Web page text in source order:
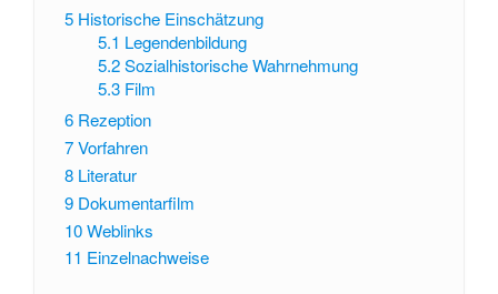
5 Historische Einschätzung
5.1 Legendenbildung
5.2 Sozialhistorische Wahrnehmung
5.3 Film
6 Rezeption
7Vorfahren
8 Literatur
9 Dokumentarfilm
10Weblinks
11 Einzelnachweise